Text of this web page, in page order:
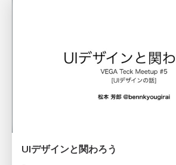
UIデザインと関わろう